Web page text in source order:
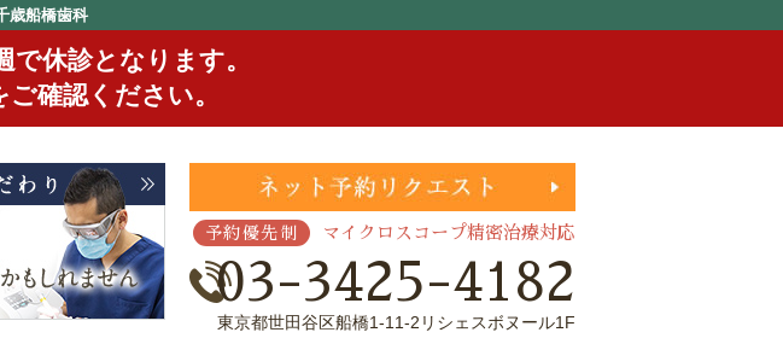
歳船橋歯科
で休診となります。
確認ください。
予約優先制 マイクロスコープ精密治療対応
03-3425-4182
東京都世田谷区船橋1-11-2リシェスボヌール1F